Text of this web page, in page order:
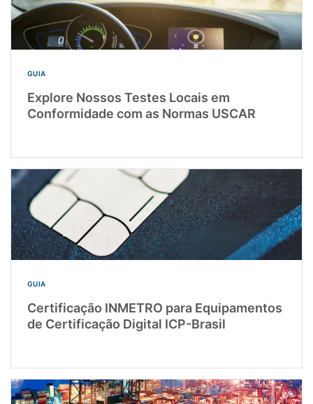
GUIA
Explore Nossos Testes Locais em
Conformidade com as Normas USCAR
GUIA
Certificação INMETRO para Equipamentos
de Certificação Digital ICP-Brasil